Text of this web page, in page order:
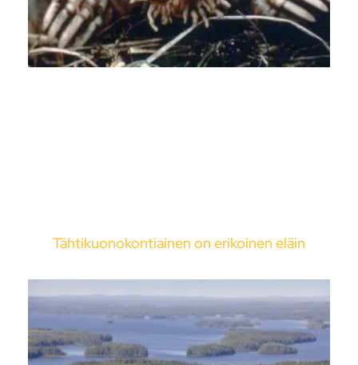
Tähtikuonokontiainen on erikoinen eläin